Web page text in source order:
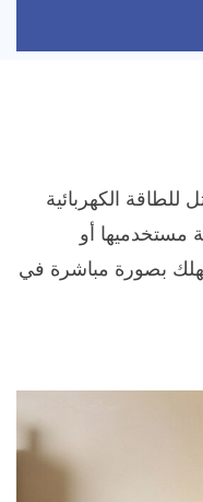
للطاقة الكهربائية
أو
بصورة مباشرة في